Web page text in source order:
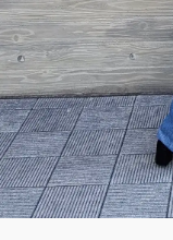
最新号試し読み